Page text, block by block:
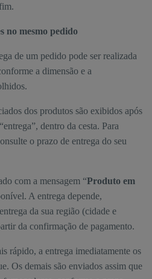
no mesmo pedido
de um pedido pode ser realizada
a dimensão e a
dos produtos são exibidos após
dentro da cesta. Para
o prazo de entrega do seu
com a mensagem “Produto em
A entrega depende,
da sua região (cidade e
da confirmação de pagamento.
rápido, a entrega imediatamente os
Os demais são enviados assim que